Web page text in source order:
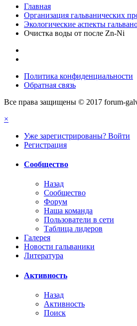
Главная
Организация гальванических
Экологические аспекты
Очистка воды от после Zn-Ni
Политика конфиденциальности
Обратная связь
Все права защищены © 2017 forum-
×
Уже зарегистрированы? Войти
Регистрация
Сообщество
Назад
Сообщество
Форум
Наша команда
Пользователи в сети
Таблица лидеров
Галерея
Новости гальваники
Литература
Активность
Назад
Активность
Поиск